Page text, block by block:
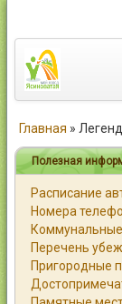
Город
Статьи
Каталог
Справочник
Главная »
Полезная
Расписание
Номера
Перечень
Пригородные